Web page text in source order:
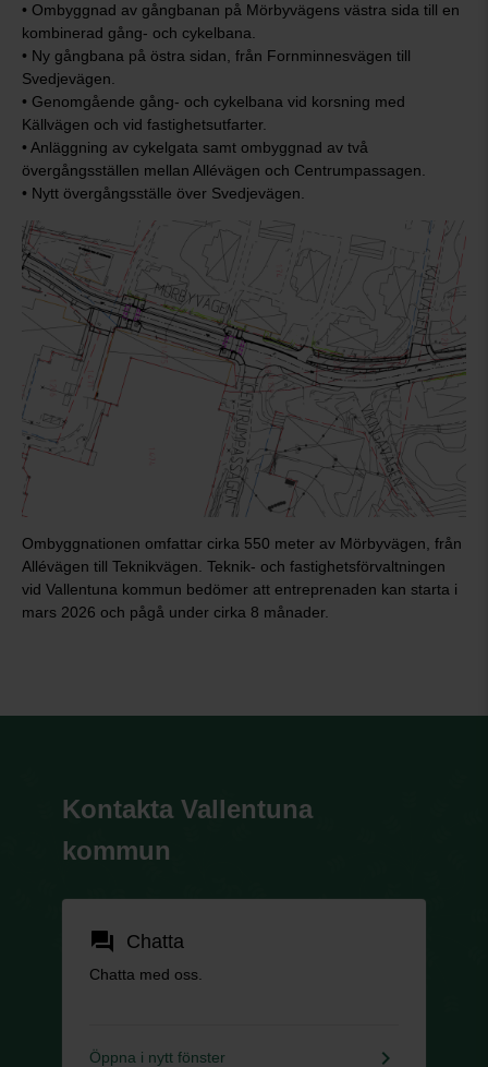
• Ombyggnad av gångbanan på Mörbyvägens västra sida till en
kombinerad gång- och cykelbana.
• Ny gångbana på östra sidan, från Fornminnesvägen till
Svedjevägen.
• Genomgående gång- och cykelbana vid korsning med
Källvägen och vid fastighetsutfarter.
• Anläggning av cykelgata samt ombyggnad av två
övergångsställen mellan Allévägen och Centrumpassagen.
• Nytt övergångsställe över Svedjevägen.
Ombyggnationen omfattar cirka 550 meter av Mörbyvägen, från
Allévägen till Teknikvägen. Teknik- och fastighetsförvaltningen
vid Vallentuna kommun bedömer att entreprenaden kan starta i
mars 2026 och pågå under cirka 8 månader.
Kontakta Vallentuna
kommun
forum Chatta
Chatta med oss.
Öppna i nytt fönster keyboard_arrow_right